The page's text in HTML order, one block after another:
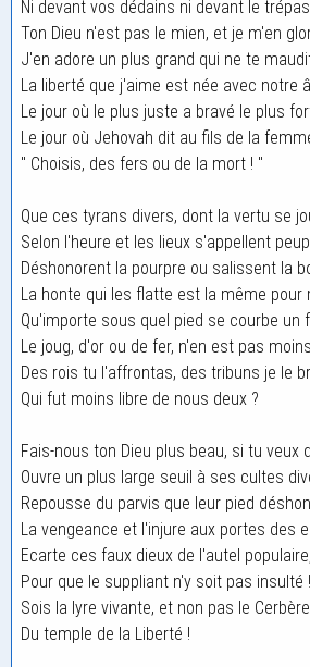
Ni devant vos dédains ni devant le
Ton Dieu n'est pas le mien, et je m'en
J'en adore un plus grand qui ne te
La liberté que j'aime est née avec notre
Le jour où le plus juste a bravé le plus
Le jour où Jehovah dit au fils de la
" Choisis, des fers ou de la mort ! "
Que ces tyrans divers, dont la vertu se
Selon l'heure et les lieux s'appellent
Déshonorent la pourpre ou salissent la
La honte qui les flatte est la même pour
Qu'importe sous quel pied se courbe un
Le joug, d'or ou de fer, n'en est pas
Des rois tu l'affrontas, des tribuns je le
Qui fut moins libre de nous deux ?
Fais-nous ton Dieu plus beau, si tu veux
Ouvre un plus large seuil à ses cultes
Repousse du parvis que leur pied
La vengeance et l'injure aux portes des
Ecarte ces faux dieux de l'autel populaire,
Pour que le suppliant n'y soit pas insulté !
Sois la lyre vivante, et non pas le Cerbère
Du temple de la Liberté !